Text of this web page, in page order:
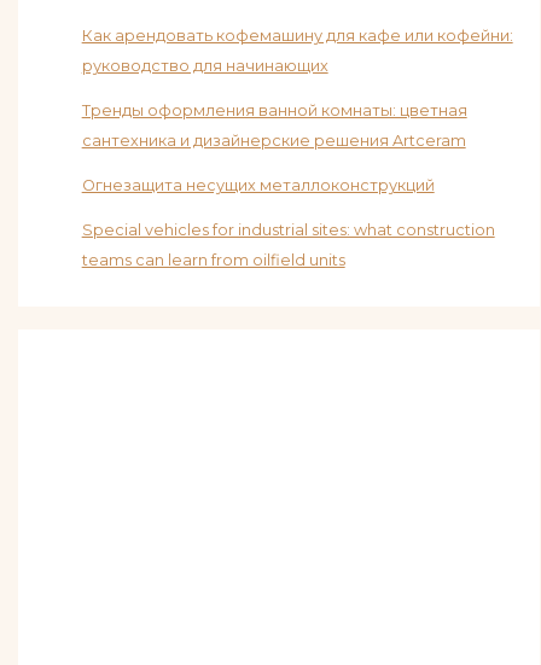
Как арендовать кофемашину для кафе или кофейни:
руководство для начинающих
Тренды оформления ванной комнаты: цветная
сантехника и дизайнерские решения Artceram
Огнезащита несущих металлоконструкций
Special vehicles for industrial sites: what construction
teams can learn from oilfield units